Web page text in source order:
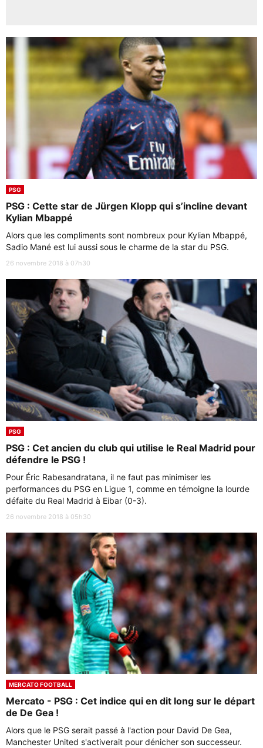
PSG
PSG : Cette star de Jürgen Klopp qui s’incline devant
Kylian Mbappé
Alors que les compliments sont nombreux pour Kylian Mbappé,
Sadio Mané est lui aussi sous le charme de la star du PSG.
26 novembre 2018 à 07h30
PSG
PSG : Cet ancien du club qui utilise le Real Madrid pour
défendre le PSG !
Pour Éric Rabesandratana, il ne faut pas minimiser les
performances du PSG en Ligue 1, comme en témoigne la lourde
défaite du Real Madrid à Eibar (0-3).
26 novembre 2018 à 05h30
MERCATO FOOTBALL
Mercato - PSG : Cet indice qui en dit long sur le départ
de De Gea !
Alors que le PSG serait passé à l'action pour David De Gea,
Manchester United s'activerait pour dénicher son successeur.